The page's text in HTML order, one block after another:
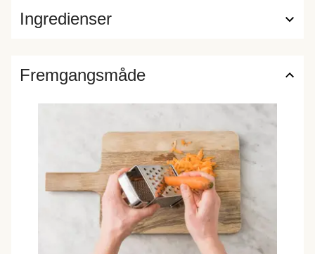
Ingredienser
Fremgangsmåde